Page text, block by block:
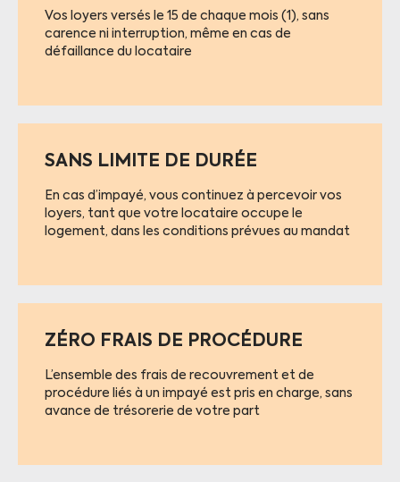
Vos loyers versés le 15 de chaque mois (1), sans
carence ni interruption, même en cas de
défaillance du locataire
SANS LIMITE DE DURÉE
En cas d’impayé, vous continuez à percevoir vos
loyers, tant que votre locataire occupe le
logement, dans les conditions prévues au mandat
ZÉRO FRAIS DE PROCÉDURE
L’ensemble des frais de recouvrement et de
procédure liés à un impayé est pris en charge, sans
avance de trésorerie de votre part